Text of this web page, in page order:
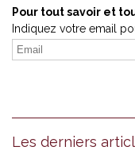
Pour tout savoir et
Indiquez votre email
Les derniers